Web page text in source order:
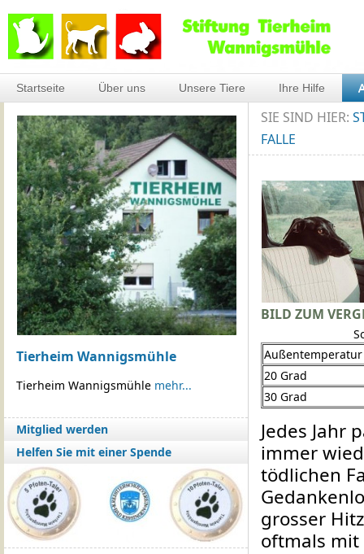
Startseite Über uns Unsere Tiere Ihre Hilfe
Tierheim Wannigsmühle
Tierheim Wannigsmühle mehr...
Mitglied werden
Helfen Sie mit einer Spende
SIE SIND HIER:
FALLE
BILD ZUM
Außentemperatur
20 Grad
30 Grad
Jedes Jahr
immer
tödlichen
grosser
oftmals mit